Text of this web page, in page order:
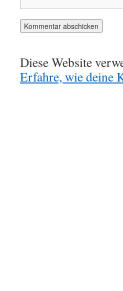
Diese Website
Erfahre, wie deine